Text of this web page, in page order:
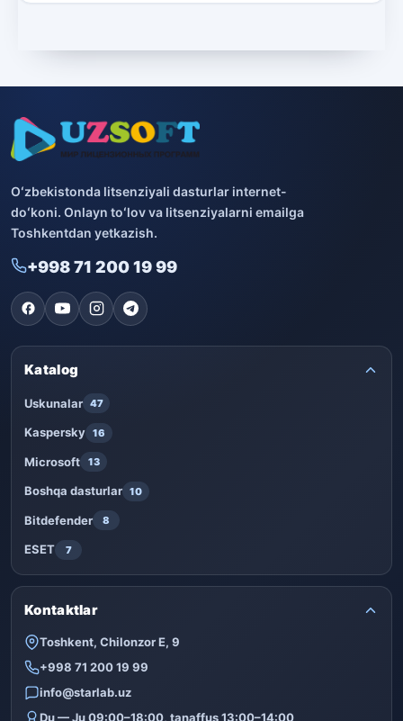
Oʻzbekistonda litsenziyali dasturlar internet-
doʻkoni. Onlayn toʻlov va litsenziyalarni emailga
Toshkentdan yetkazish.
+998 71 200 19 99
Katalog
Uskunalar 47
Kaspersky 16
Microsoft 13
Boshqa dasturlar 10
Bitdefender 8
ESET 7
Kontaktlar
Toshkent, Chilonzor E, 9
+998 71 200 19 99
info@starlab.uz
Du — Ju 09:00–18:00, tanaffus 13:00–14:00